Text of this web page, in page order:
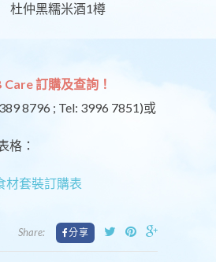
杜仲黑糯米酒1樽
Care 訂購及查詢！
8796 ; Tel: 3996 7851)或
格：
材套裝訂購表
Share: